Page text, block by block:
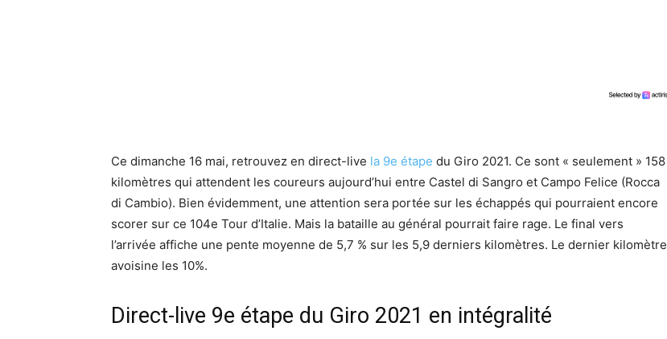
Ce dimanche 16 mai, retrouvez en direct-live la 9e étape du Giro 2021. Ce sont « seulement » 158
kilomètres qui attendent les coureurs aujourd’hui entre Castel di Sangro et Campo Felice (Rocca
di Cambio). Bien évidemment, une attention sera portée sur les échappés qui pourraient encore
scorer sur ce 104e Tour d’Italie. Mais la bataille au général pourrait faire rage. Le final vers
l’arrivée affiche une pente moyenne de 5,7 % sur les 5,9 derniers kilomètres. Le dernier kilomètre
avoisine les 10%.
Direct-live 9e étape du Giro 2021 en intégralité